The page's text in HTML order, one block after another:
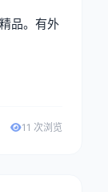
品。有外
11 次浏览